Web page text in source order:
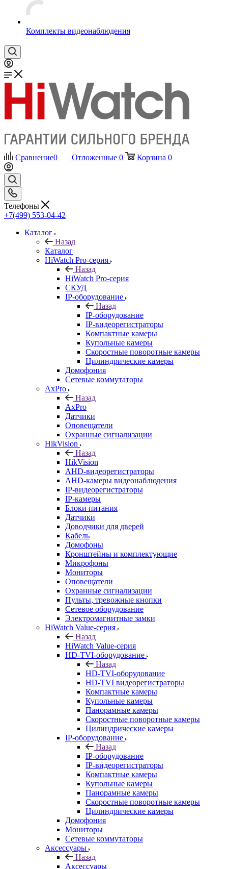
Комплекты видеонаблюдения
Сравнение0 Отложенные 0 Корзина 0
Телефоны
+7(499) 553-04-42
Каталог
Назад
Каталог
HiWatch Pro-серия
Назад
HiWatch Pro-серия
CКУД
IP-оборудование
Назад
IP-оборудование
IP-видеорегистраторы
Компактные камеры
Купольные камеры
Скоростные поворотные камеры
Цилиндрические камеры
Домофония
Сетевые коммутаторы
AxPro
Назад
AxPro
Датчики
Оповещатели
Охранные сигнализации
HikVision
Назад
HikVision
AHD-видеорегистраторы
AHD-камеры видеонаблюдения
IP-видеорегистраторы
IP-камеры
Блоки питания
Датчики
Доводчики для дверей
Кабель
Домофоны
Кронштейны и комплектующие
Микрофоны
Мониторы
Оповещатели
Охранные сигнализации
Пульты, тревожные кнопки
Сетевое оборудование
Электромагнитные замки
HiWatch Value-серия
Назад
HiWatch Value-серия
HD-TVI-оборудование
Назад
HD-TVI-оборудование
HD-TVI видеорегистраторы
Компактные камеры
Купольные камеры
Панорамные камеры
Скоростные поворотные камеры
Цилиндрические камеры
IP-оборудование
Назад
IP-оборудование
IP-видеорегистраторы
Компактные камеры
Купольные камеры
Панорамные камеры
Скоростные поворотные камеры
Цилиндрические камеры
Домофония
Мониторы
Сетевые коммутаторы
Аксессуары
Назад
Аксессуары